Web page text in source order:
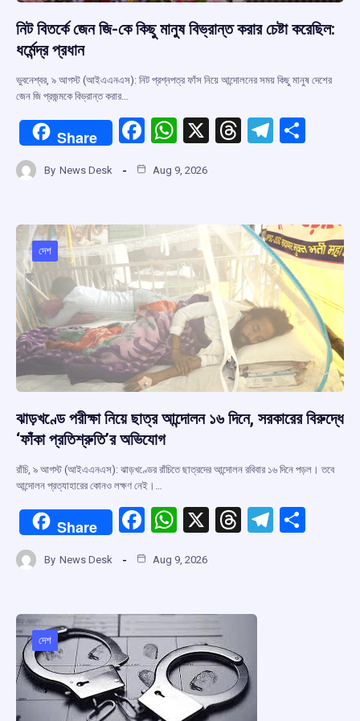
নিট বিতর্কে জেন জি-কে কিছু মানুষ বিভ্রান্ত করার চেষ্টা করেছিল:
ধর্মেন্দ্র প্রধান
ভুবনেশ্বর, ৯ আগস্ট (আইএএনএস): নিট প্রশ্নপত্র ফাঁস নিয়ে আন্দোলনের সময় কিছু মানুষ দেশের
জেন জি প্রজন্মকে বিভ্রান্ত করার…
Share
F
ce
o
o
k
W
at
A
p
p
X
T
d
s
T
a
m
By News Desk Aug 9, 2026
দেশ
ঝাড়খণ্ডে পরীক্ষা নিয়ে ছাত্র আন্দোলন ১৬ দিনে, সরকারের বিরুদ্ধে
‘ফাঁকা প্রতিশ্রুতি’র অভিযোগ
রাঁচি, ৯ আগস্ট (আইএএনএস): ঝাড়খণ্ডের রাঁচিতে ছাত্রদের আন্দোলন রবিবার ১৬ দিনে পড়ল। তবে
আন্দোলন প্রত্যাহারের কোনও লক্ষণ নেই।…
Share
F
ce
o
o
k
W
at
A
p
p
X
T
d
s
T
By News Desk Aug 9, 2026
দেশ